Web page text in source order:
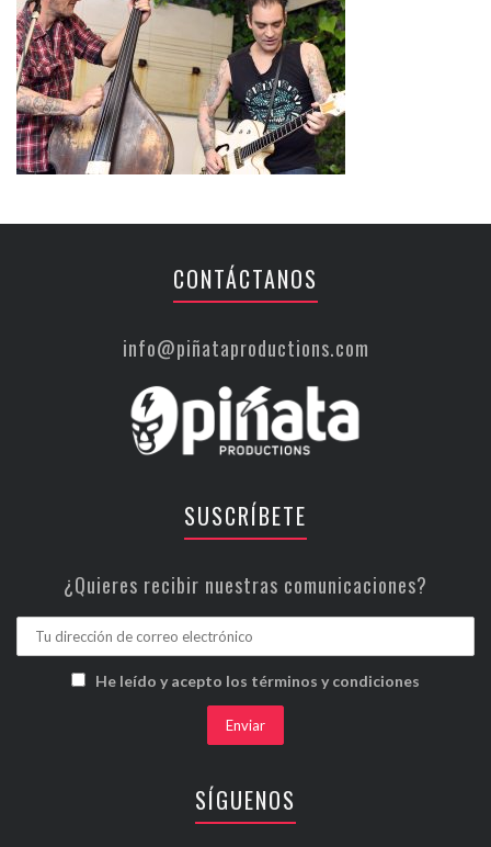
CONTÁCTANOS
info@piñataproductions.com
SUSCRÍBETE
¿Quieres recibir nuestras comunicaciones?
He leído y acepto los términos y condiciones
SÍGUENOS